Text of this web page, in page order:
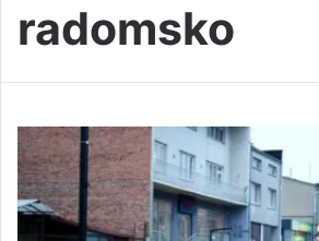
radomsko